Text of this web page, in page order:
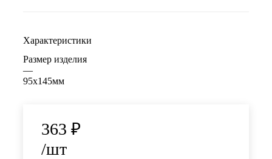
Характеристики
Размер изделия
—
95x145мм
363 ₽
/шт